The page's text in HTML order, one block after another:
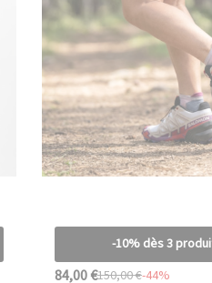
-10% dès 3
84,00 €150,00 €-44%